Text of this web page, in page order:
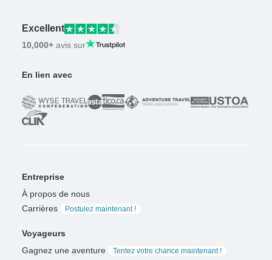
Excellent
10,000+ avis sur
En lien avec
Entreprise
À propos de nous
Carrières
Postulez maintenant !
Voyageurs
Gagnez une aventure
Tentez votre chance maintenant !